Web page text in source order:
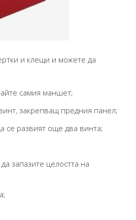
и клещи и можете да
самия маншет;
закрепващ предния панел;
се развият още два винта;
запазите целостта на